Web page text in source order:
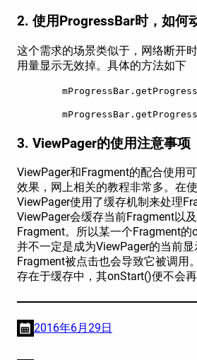
2. 使用ProgressBar时，如何
这个需求的场景类似于，网络断开
用量显示无效掉。具体的方法如下
3. ViewPager的使用注意事项
ViewPager和Fragment的配合使用
效果，网上相关的教程非常多。在
ViewPager使用了缓存机制来处理
ViewPager会缓存当前Fragment以
Fragment。所以某一个Fragment
并不一定是成为ViewPager的当前
Fragment被点击也会导致它被调用
存在于缓存中，其onStart()便不会再
2016年6月29日